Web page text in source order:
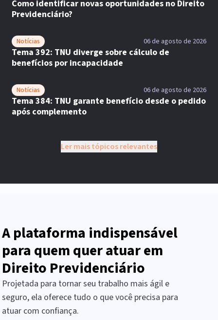
Como identificar novas oportunidades no Direito
Previdenciário?
Notícias 06 de agosto de 2026
Tema 392: TNU diverge sobre cálculo de
benefícios por incapacidade
Notícias 06 de agosto de 2026
Tema 384: TNU garante benefício desde o pedido
após complemento
Ler mais tópicos relevantes
A plataforma indispensável
para quem quer atuar em
Direito Previdenciário
Projetada para tornar seu trabalho mais ágil e
seguro, ela oferece tudo o que você precisa para
atuar com confiança.